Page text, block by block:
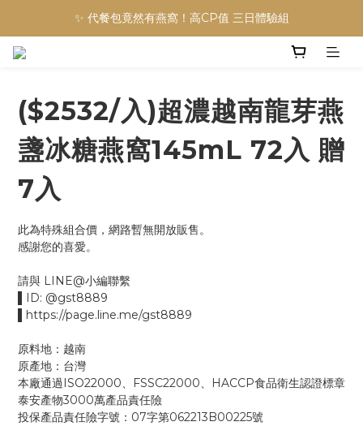
✨ 代餐包竟然有燕窩！高CP值 三日體驗組
($2532/入)超濃越南龍芽燕
盞冰糖燕窩145mL 72入 贈
7入
此為特殊組合價，網路暫無開放販售。
感謝您的喜愛。
請與 LINE@小編聯繫
▌ID: @gst8889
▌https://page.line.me/gst8889
原料地：越南
原產地：台灣
本廠通過ISO22000、FSSC22000、HACCP食品衛生認證標章
泰安產物3000萬產品責任險
投保產品責任險字號：07字第062213B00225號